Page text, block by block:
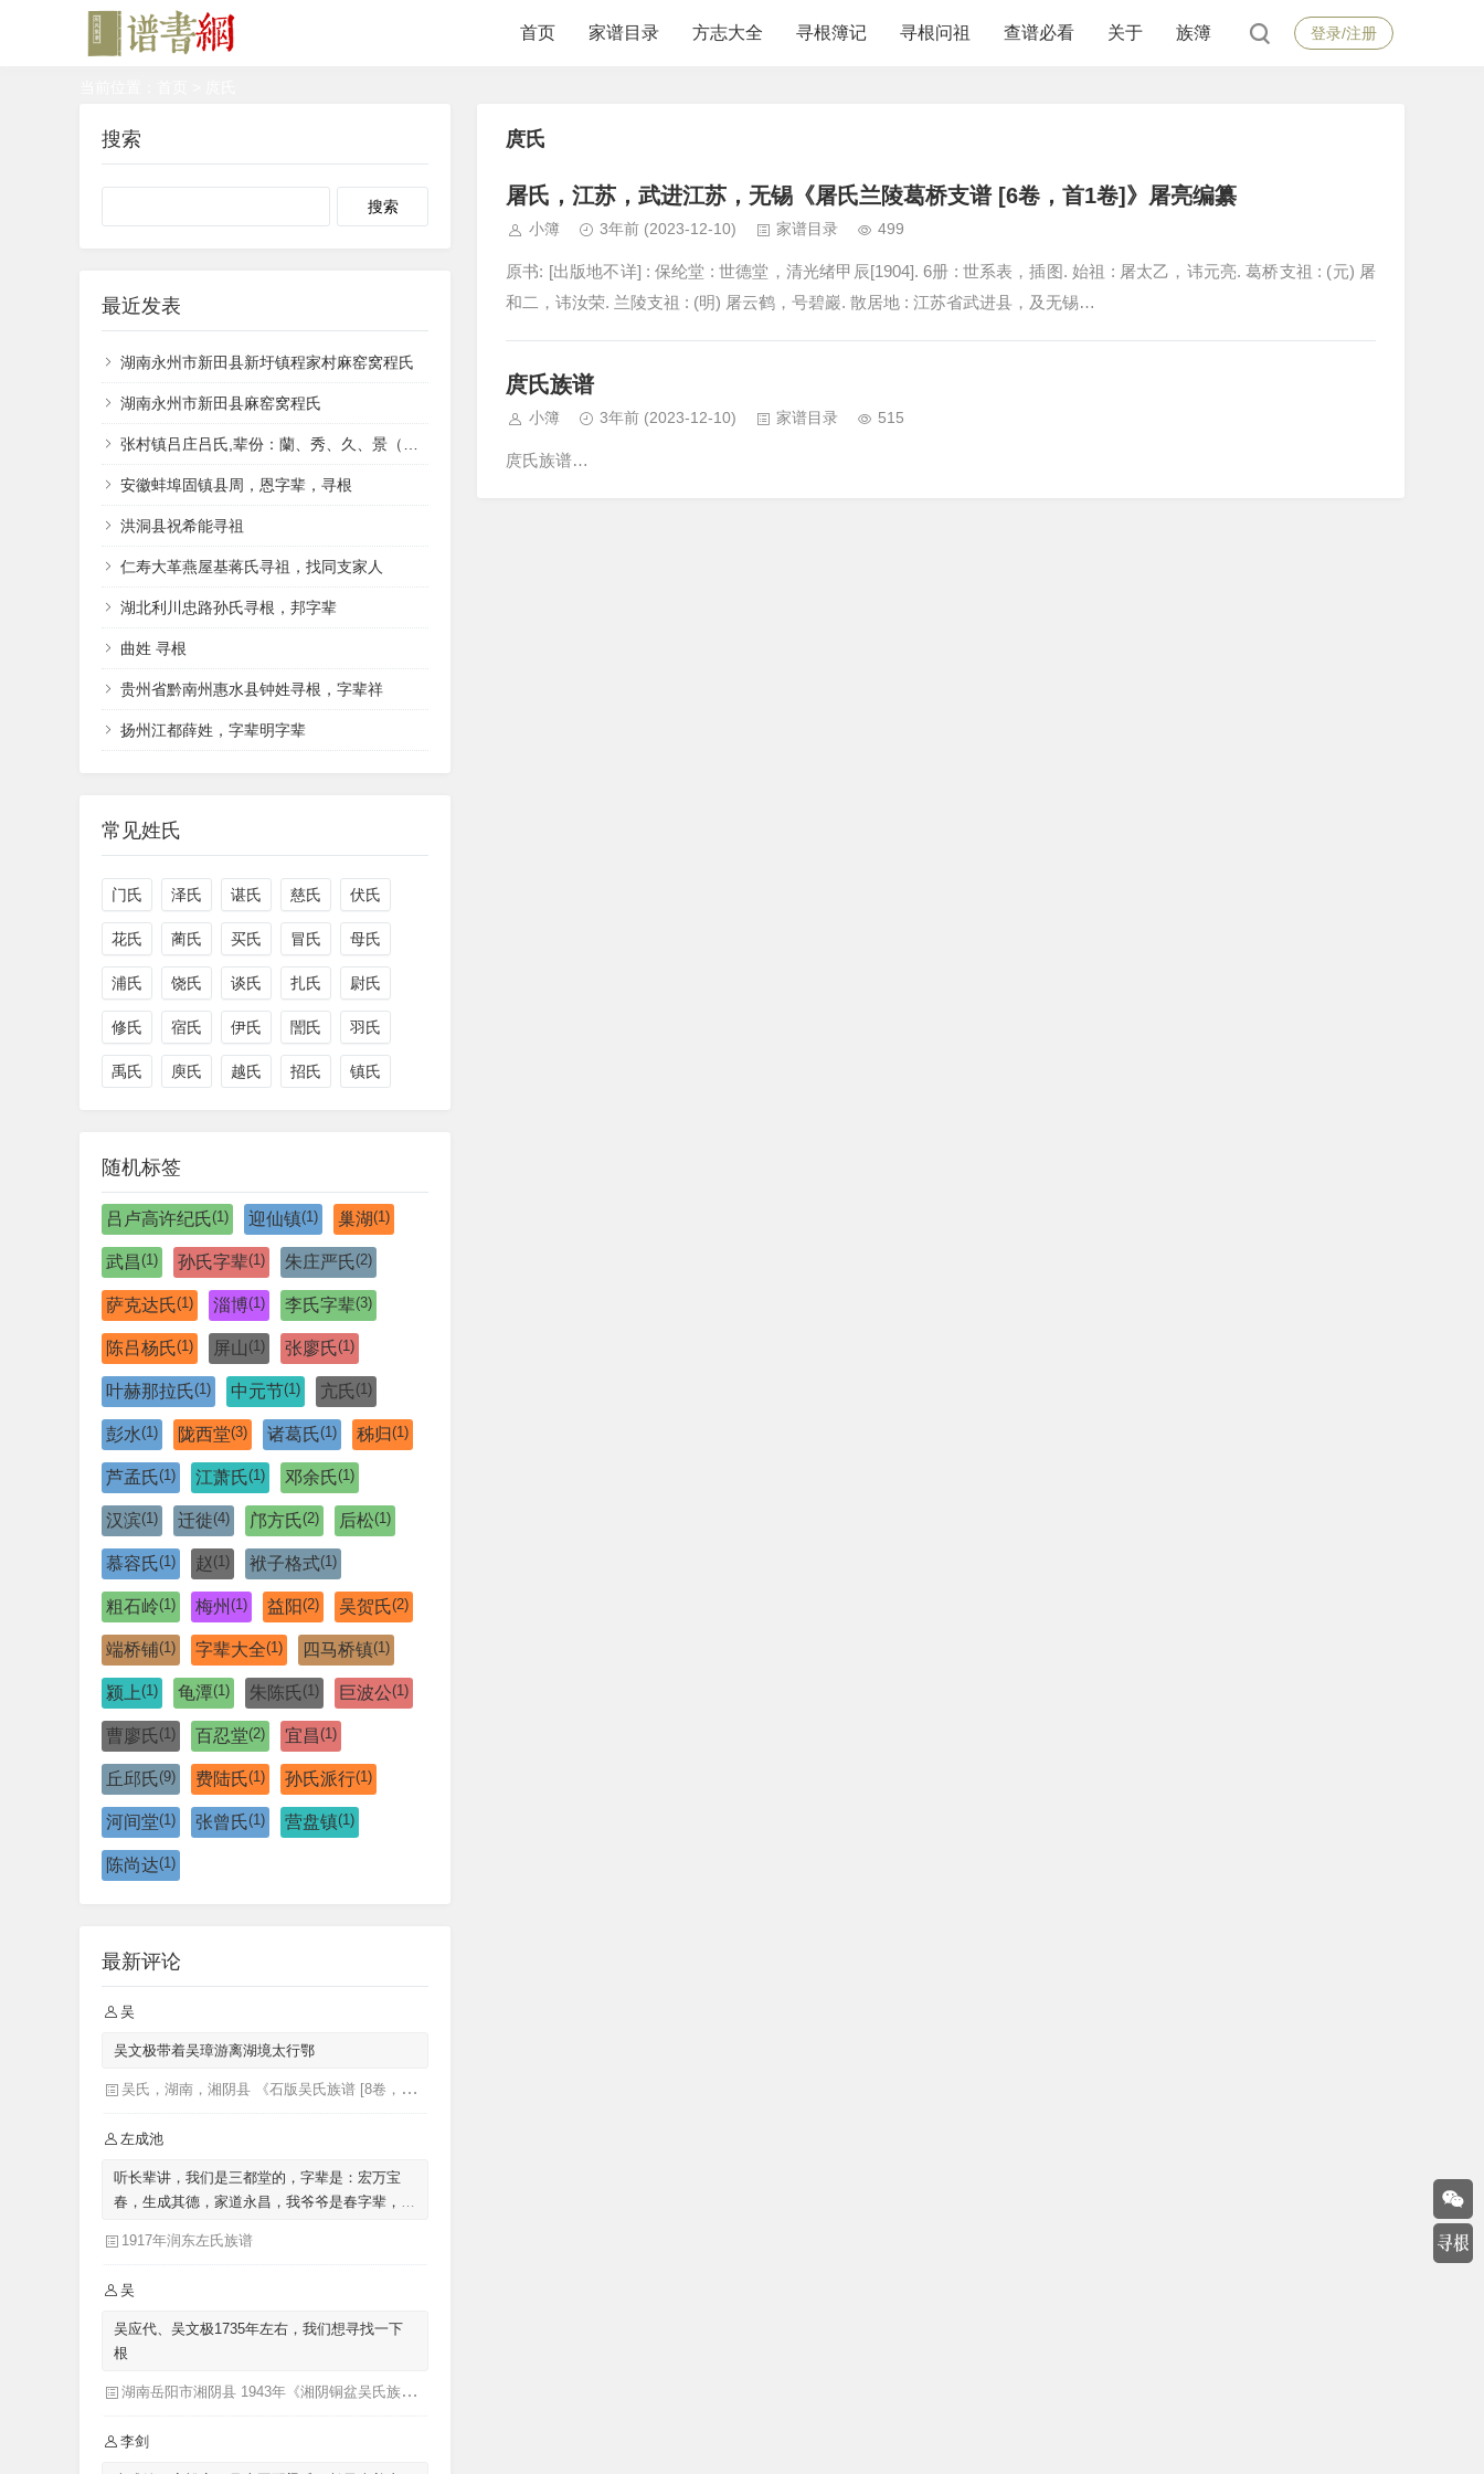
登录/注册
首页 家谱目录 方志大全 寻根簿记 寻根问祖 查谱必看 关于 族簿
庹氏
屠氏，江苏，武进江苏，无锡《屠氏兰陵葛桥支谱 [6卷，首1卷]》屠亮编纂
小簿 3年前 (2023-12-10) 家谱目录 499
原书: [出版地不详] : 保纶堂 : 世德堂，清光绪甲辰[1904]. 6册 : 世系表，插图. 始祖 : 屠太乙，讳元亮. 葛桥支祖 : (元) 屠
和二，讳汝荣. 兰陵支祖 : (明) 屠云鹤，号碧巖. 散居地 : 江苏省武进县，及无锡…
庹氏族谱
小簿 3年前 (2023-12-10) 家谱目录 515
庹氏族谱…
搜索
Search
最近发表
湖南永州市新田县新圩镇程家村麻窑窝程氏
湖南永州市新田县麻窑窝程氏
张村镇吕庄吕氏,辈份：蘭、秀、久、景（井）、香、兴。
安徽蚌埠固镇县周，恩字辈，寻根
洪洞县祝希能寻祖
仁寿大革燕屋基蒋氏寻祖，找同支家人
湖北利川忠路孙氏寻根，邦字辈
曲姓 寻根
贵州省黔南州惠水县钟姓寻根，字辈祥
扬州江都薛姓，字辈明字辈
常见姓氏
门氏 泽氏 谌氏 慈氏 伏氏
花氏 蔺氏 买氏 冒氏 母氏
浦氏 饶氏 谈氏 扎氏 尉氏
修氏 宿氏 伊氏 誾氏 羽氏
禹氏 庾氏 越氏 招氏 镇氏
随机标签
吕卢高许纪氏(1) 迎仙镇(1) 巢湖(1)
武昌(1) 孙氏字辈(1) 朱庄严氏(2)
萨克达氏(1) 淄博(1) 李氏字辈(3)
陈吕杨氏(1) 屏山 (1) 张廖氏(1)
叶赫那拉氏(1) 中元节(1) 亢氏 (1)
彭水(1) 陇西堂(3) 诸葛氏(1) 秭归(1)
芦孟氏(1) 江萧氏(1) 邓余氏(1)
汉滨(1) 迁徙(4) 邝方氏(2) 后松(1)
慕容氏(1) 赵(1) 袱子格式(1)
粗石岭(1) 梅州 (1) 益阳 (2) 吴贺氏(2)
端桥铺(1) 字辈大全(1) 四马桥镇(1)
颍上(1) 龟潭(1) 朱陈氏 (1) 巨波公(1)
曹廖氏 (1) 百忍堂(2) 宜昌(1)
丘邱氏(9) 费陆氏(1) 孙氏派行(1)
河间堂(1) 张曾氏(1) 营盘镇(1)
陈尚达(1)
最新评论
吴
吴文极带着吴璋游离湖境太行鄂
吴氏，湖南，湘阴县 《石版吴氏族谱 [8卷，首1卷](别名：吴氏族谱)》
左成池
听长辈讲，我们是三都堂的，字辈是：宏万宝
春，生成其德，家道永昌，我爷爷是春字辈，我
圩，迁至泗阳里仁
1917年润东左氏族谱
吴
吴应代、吴文极1735年左右，我们想寻找一下
根
湖南岳阳市湘阴县 1943年《湘阴铜盆吴氏族谱三十卷首二卷湖南省岳阳市湘阴县》发祥堂|吴楚椿（主修）
李剑